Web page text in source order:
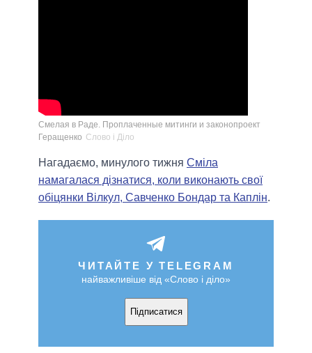
Смелая в Раде. Проплаченные митинги и законопроект
Геращенко Слово і Діло
Нагадаємо, минулого тижня Сміла
намагалася дізнатися, коли виконають свої
обіцянки Вілкул, Савченко Бондар та Каплін.
ЧИТАЙТЕ У TELEGRAM
найважливіше від «Слово і діло»
Підписатися